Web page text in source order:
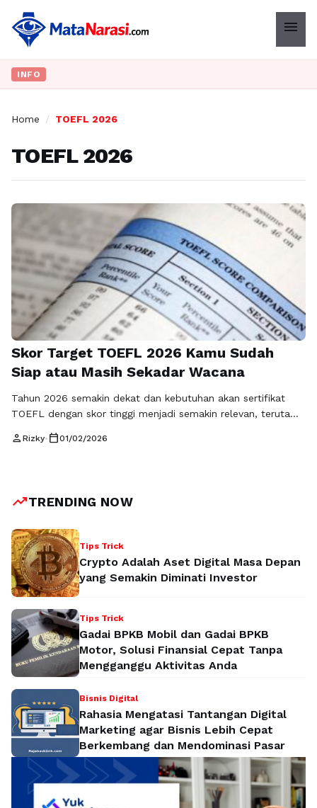
menu
INFO
Home / TOEFL 2026
TOEFL 2026
Skor Target TOEFL 2026 Kamu Sudah
Siap atau Masih Sekadar Wacana
Tahun 2026 semakin dekat dan kebutuhan akan sertifikat
TOEFL dengan skor tinggi menjadi semakin relevan, terutama
studi atau berkarier di level internasional. Banyak orang
… Baca Selengkapnya
person Rizky• calendar_today01/02/2026
trending_upTRENDING NOW
Tips Trick
Crypto Adalah Aset Digital Masa Depan
yang Semakin Diminati Investor
Tips Trick
Gadai BPKB Mobil dan Gadai BPKB
Motor, Solusi Finansial Cepat Tanpa
Mengganggu Aktivitas Anda
Bisnis Digital
Rahasia Mengatasi Tantangan Digital
Marketing agar Bisnis Lebih Cepat
Berkembang dan Mendominasi Pasar